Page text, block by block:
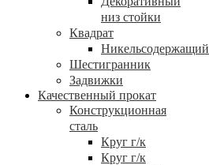
низ стойки
Квадрат
Никельсодержащий
Шестигранник
Задвижки
Качественный прокат
Конструкционная
сталь
Круг г/к
Круг г/к